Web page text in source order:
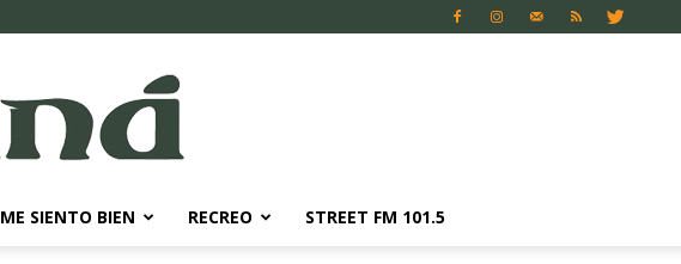
ME SIENTO BIEN RECREO STREET FM 101.5